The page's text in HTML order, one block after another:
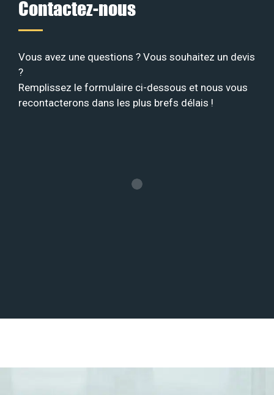
Contactez-nous
Vous avez une questions ? Vous souhaitez un devis
?
Remplissez le formulaire ci-dessous et nous vous
recontacterons dans les plus brefs délais !